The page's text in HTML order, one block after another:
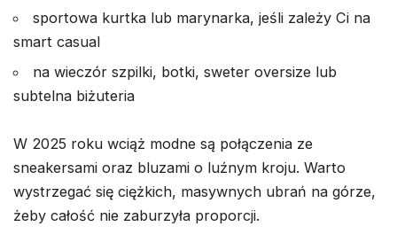
sportowa kurtka lub marynarka, jeśli zależy Ci na
smart casual
na wieczór szpilki, botki, sweter oversize lub
subtelna biżuteria
W 2025 roku wciąż modne są połączenia ze
sneakersami oraz bluzami o luźnym kroju. Warto
wystrzegać się ciężkich, masywnych ubrań na górze,
żeby całość nie zaburzyła proporcji.